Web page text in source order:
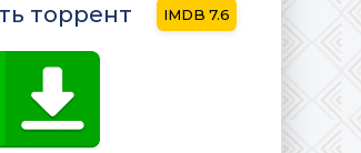
торрент 7.6